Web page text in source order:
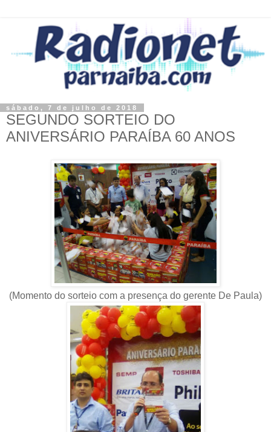
sábado, 7 de julho de 2018
SEGUNDO SORTEIO DO
ANIVERSÁRIO PARAÍBA 60 ANOS
(Momento do sorteio com a presença do gerente De Paula)